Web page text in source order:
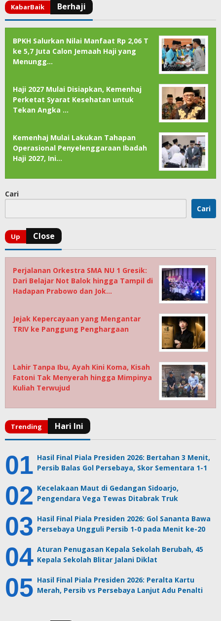
BPKH Salurkan Nilai Manfaat Rp 2,06 T
ke 5,7 Juta Calon Jemaah Haji yang
Menungg…
Haji 2027 Mulai Disiapkan, Kemenhaj
Perketat Syarat Kesehatan untuk
Tekan Angka …
Kemenhaj Mulai Lakukan Tahapan
Operasional Penyelenggaraan Ibadah
Haji 2027, Ini…
Cari
Cari
Perjalanan Orkestra SMA NU 1 Gresik:
Dari Belajar Not Balok hingga Tampil di
Hadapan Prabowo dan Jok…
Jejak Kepercayaan yang Mengantar
TRIV ke Panggung Penghargaan
Lahir Tanpa Ibu, Ayah Kini Koma, Kisah
Fatoni Tak Menyerah hingga Mimpinya
Kuliah Terwujud
Hasil Final Piala Presiden 2026: Bertahan 3 Menit,
Persib Balas Gol Persebaya, Skor Sementara 1-1
Kecelakaan Maut di Gedangan Sidoarjo,
Pengendara Vega Tewas Ditabrak Truk
Hasil Final Piala Presiden 2026: Gol Sananta Bawa
Persebaya Ungguli Persib 1-0 pada Menit ke-20
Aturan Penugasan Kepala Sekolah Berubah, 45
Kepala Sekolah Blitar Jalani Diklat
Hasil Final Piala Presiden 2026: Peralta Kartu
Merah, Persib vs Persebaya Lanjut Adu Penalti